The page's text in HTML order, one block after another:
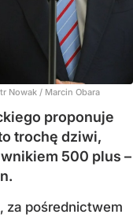
Nowak / Marcin Obara
proponuje
trochę dziwi,
500 plus –
za pośrednictwem